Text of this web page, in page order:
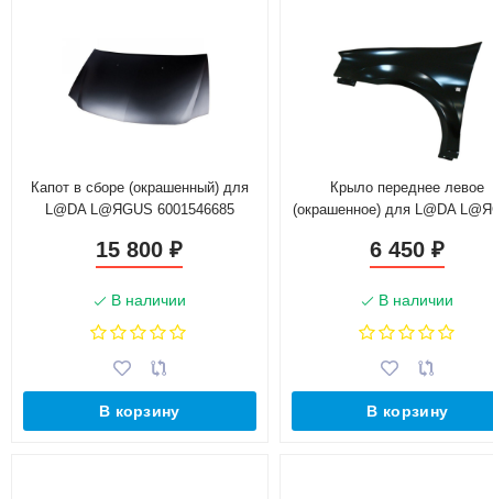
Капот в сборе (окрашенный) для
L@DA L@ЯGUS 6001546685
15 800₽
В наличии
В корзину
Крыло переднее левое
(окрашенное) для L@DA
6 450₽
В наличии
В корзину